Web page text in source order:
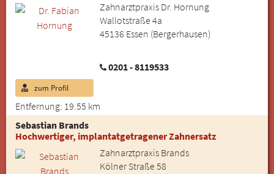
Zahnarztpraxis Dr. Hornung
Wallotstraße 4a
45136 Essen (Bergerhausen)
0201 - 8119533
Entfernung: 19.55 km
zum Profil
Sebastian Brands
Hochwertiger, implantatgetragener Zahnersatz
Zahnarztpraxis Brands
Kölner Straße 58